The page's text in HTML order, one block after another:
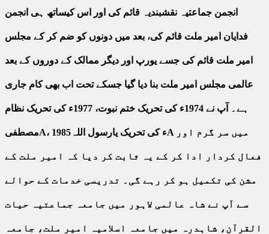
انجمن جماعتیہ نقشبندیہ قائم کی اور اس کیساتھ ہی انجمن
فدایان امیر ملت قائم کی، بعد میں دونوں کو ضم کر کے مجلس
امیر ملت قائم کی جسے یورپ اور دیگر ممالک کے دوروں کے بعد
عالمی مجلس امیر ملت بنا دیا گیا جسکے تحت اب بھی کام جاری
ہے۔ آپ نے 1974ء کی تحریک ختم نبوت، 1977ء کی تحریک نظام
مصطفیA، 1985ء کی تحریک یارسول اللہA میں سر گرم اور
فعال کردار ادا کر کے یہ ثابت کر دیا کہ امیر ملت کے
مشن کی تکمیل ہو کر رہے گی۔ تدریسی خدمات کے حوالے
سے آپ نے شاہ عالمی لاہور میں جامعہ جماعتیہ حیات
القرآن، شاہدرہ میں جامعہ اسلامیہ امیر ملت، جامعہ